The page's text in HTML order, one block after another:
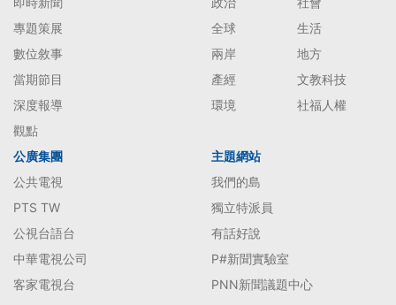
專題策展
數位敘事
當期節目
深度報導
觀點
全球
生活
兩岸
地方
產經
文教科技
環境
社福人權
公廣集團
公共電視
PTS TW
公視台語台
中華電視公司
客家電視台
主題網站
我們的島
獨立特派員
有話好說
P#新聞實驗室
PNN新聞議題中心